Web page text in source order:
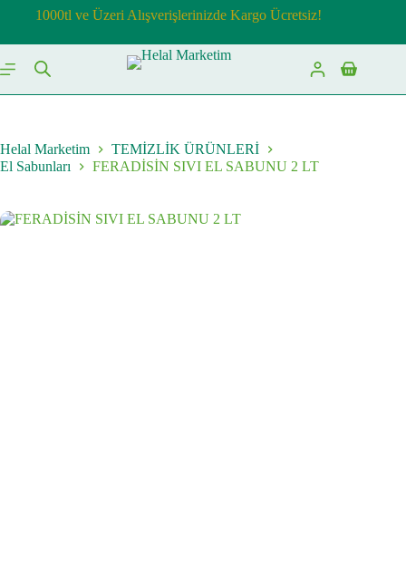
1000tl ve Üzeri Alışverişlerinizde Kargo Ücretsiz!
Shopping
cart
Helal Marketim
TEMİZLİK ÜRÜNLERİ
El Sabunları
FERADİSİN SIVI EL SABUNU 2 LT